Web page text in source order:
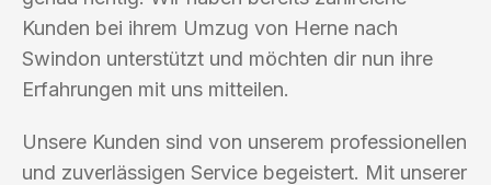
Kunden bei ihrem Umzug von Herne nach
Swindon unterstützt und möchten dir nun ihre
Erfahrungen mit uns mitteilen.
Unsere Kunden sind von unserem professionellen
und zuverlässigen Service begeistert. Mit unserer